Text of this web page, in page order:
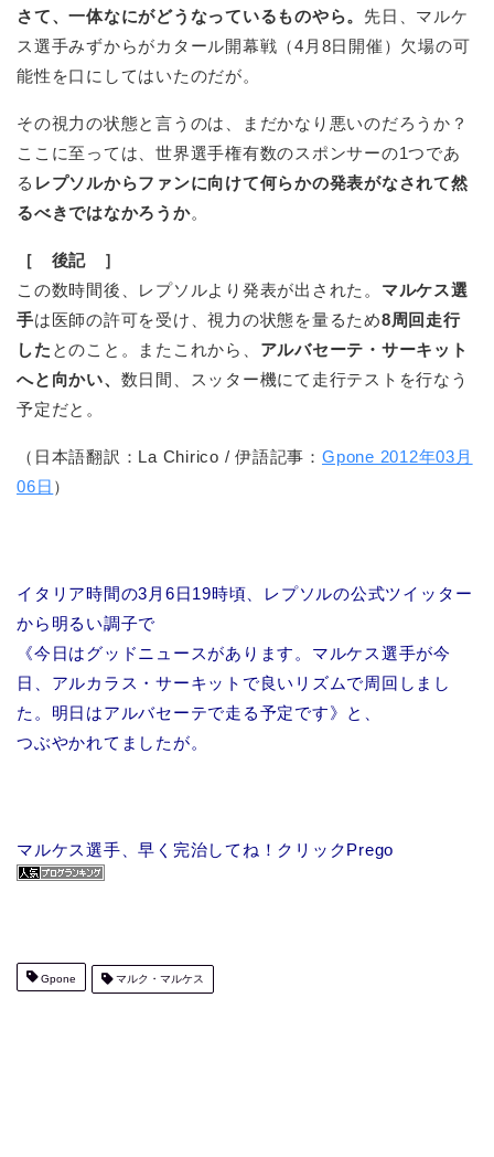
さて、一体なにがどうなっているものやら。 先日、マルケ
ス選手みずからがカタール開幕戦（4月8日開催）欠場の可
能性を口にしてはいたのだが。
その視力の状態と言うのは、まだかなり悪いのだろうか？
ここに至っては、世界選手権有数のスポンサーの1つであ
る レプソルからファンに向けて何らかの発表がなされて然
るべきではなかろうか。
［ 後記 ］
この数時間後、レプソルより発表が出された。 マルケス選
手は医師の許可を受け、視力の状態を量るため8周回走行
した とのこと。またこれから、 アルバセーテ・サーキット
へと向かい、 数日間、スッター機にて走行テストを行なう
予定だと。
（日本語翻訳：La Chirico / 伊語記事： Gpone 2012年03月
06日 ）
イタリア時間の3月6日19時頃、レプソルの公式ツイッター
から明るい調子で
《今日はグッドニュースがあります。マルケス選手が今
日、アルカラス・サーキットで良いリズムで周回しまし
た。明日はアルバセーテで走る予定です》と、
つぶやかれてましたが。
マルケス選手、早く完治してね！クリックPrego
Gpone マルク・マルケス